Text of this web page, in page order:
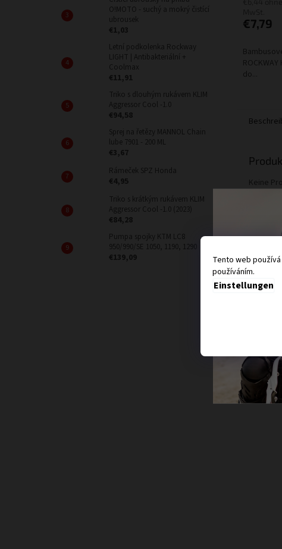
Tento web
používáním.
Einstellungen
O!MOTO - suchý a mokrý čistící
ubrousek
€1,03
Letní podkolenka Rockway
LIGHT | Antibakteriální +
Coolmax
€11,91
Triko s dlouhým rukávem KLIM
Aggressor Cool -1.0
€94,58
Sprej na řetězy MANNOL Chain
lube 7901 - 200 ML
€3,67
Rámeček SPZ Honda
€4,95
Triko s krátkým rukávem KLIM
Aggressor Cool -1.0 (2023)
€84,28
Pumpa spojky KTM LC8
950/990/SE 1050, 1190, 1290
€139,09
€7,79
do...
Keine